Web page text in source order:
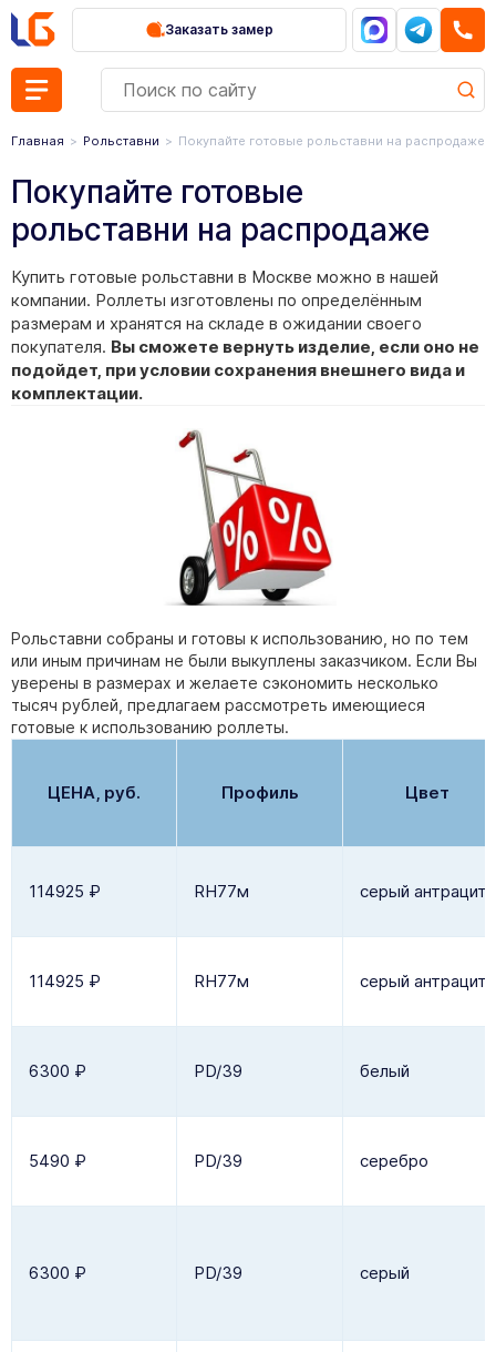
Заказать замер
Главная Рольставни Покупайте готовые рольставни на распродаже
Покупайте готовые
рольставни на распродаже
Купить готовые рольставни в Москве можно в нашей
компании. Роллеты изготовлены по определённым
размерам и хранятся на складе в ожидании своего
покупателя. Вы сможете вернуть изделие, если оно не
подойдет, при условии сохранения внешнего вида и
комплектации.
Рольставни собраны и готовы к использованию, но по тем
или иным причинам не были выкуплены заказчиком. Если Вы
уверены в размерах и желаете сэкономить несколько
тысяч рублей, предлагаем рассмотреть имеющиеся
готовые к использованию роллеты.
ЦЕНА, руб. Профиль Цвет
114925 ₽ RН77м серый антрацит
114925 ₽ RН77м серый антрацит
6300 ₽ PD/39 белый
5490 ₽ PD/39 серебро
6300 ₽ PD/39 серый